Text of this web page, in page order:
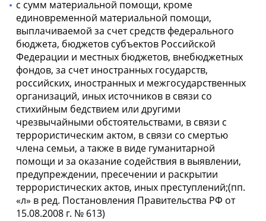
с сумм материальной помощи, кроме
единовременной материальной помощи,
выплачиваемой за счет средств федерального
бюджета, бюджетов субъектов Российской
Федерации и местных бюджетов, внебюджетных
фондов, за счет иностранных государств,
российских, иностранных и межгосударственных
организаций, иных источников в связи со
стихийным бедствием или другими
чрезвычайными обстоятельствами, в связи с
террористическим актом, в связи со смертью
члена семьи, а также в виде гуманитарной
помощи и за оказание содействия в выявлении,
предупреждении, пресечении и раскрытии
террористических актов, иных преступлений;(пп.
«л» в ред. Постановления Правительства РФ от
15.08.2008 г. № 613)